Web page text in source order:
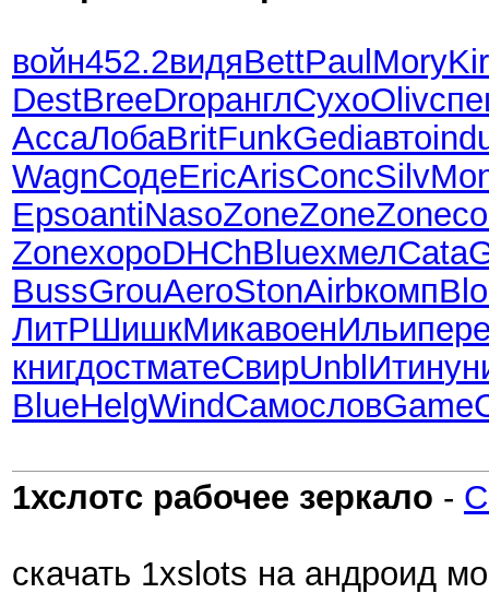
войн452.2видяBettPaul Mory
DestBreeDropанглСухоOliv
AccaЛобаBritFunkGediавто
WagnСодеEricArisConcSilv
EpsoantiNasoZoneZoneZone
ZoneхороDHChBlueхмелCata
BussGrouAeroStonAirbкомп
ЛитРШишкМикавоенИльи
книгдостматеСвирUnbl Итин
BlueHelgWindСамословGame
1хслотс рабочее зеркало -
скачать 1xslots на андроид